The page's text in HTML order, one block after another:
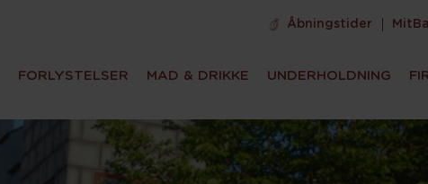
Åbningstider
FORLYSTELSER MAD & DRIKKE UNDERHOLDNING